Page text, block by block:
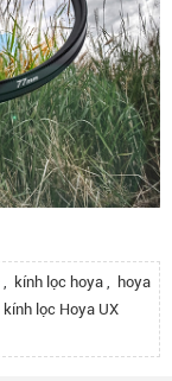
, kính lọc hoya , hoya
kính lọc Hoya UX